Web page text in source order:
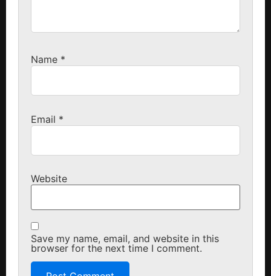
Name *
Email *
Website
Save my name, email, and website in this
browser for the next time I comment.